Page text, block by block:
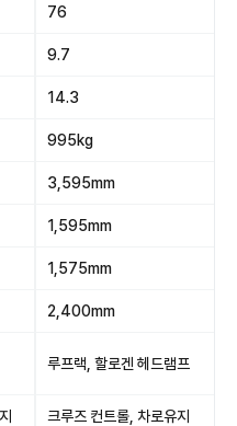
76
9.7
14.3
995kg
3,595mm
1,595mm
1,575mm
2,400mm
루프랙, 할로겐 헤드램프
크루즈 컨트롤, 차로유지